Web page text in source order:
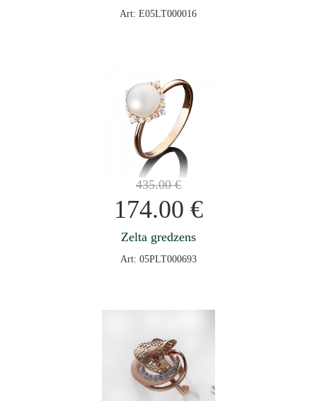
Art: E05LT000016
435.00€
174.00 €
Zelta gredzens
Art: 05PLT000693